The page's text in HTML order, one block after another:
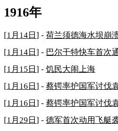
1916年
[1月14日 ] - 荷兰须德海水坝崩
[1月14日 ] - 巴尔干特快车首次
[1月15日 ] - 饥民大闹上海
[1月16日 ] - 蔡锷率护国军讨伐
[1月16日 ] - 蔡锷率护国军讨伐
[1月29日 ] - 德军首次动用飞艇